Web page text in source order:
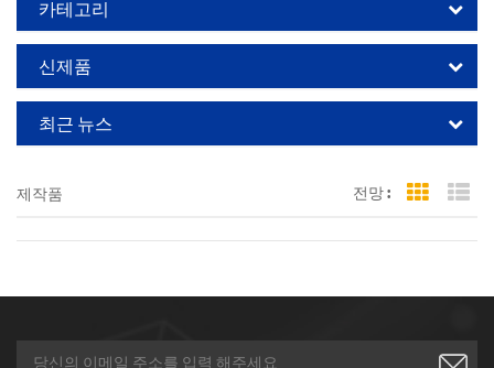
카테고리
신제품
최근 뉴스
제작품 전망 : Grid